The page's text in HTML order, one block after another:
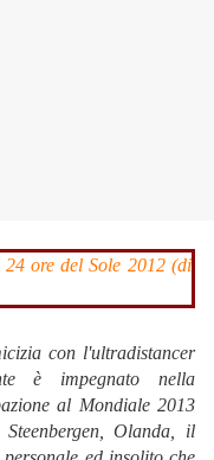
con l'ultradistancer
è impegnato nella
al Mondiale 2013
Olanda, il